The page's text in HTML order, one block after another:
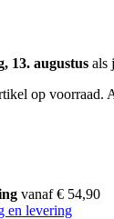
13. augustus als
op voorraad.
vanaf € 54,90
en levering